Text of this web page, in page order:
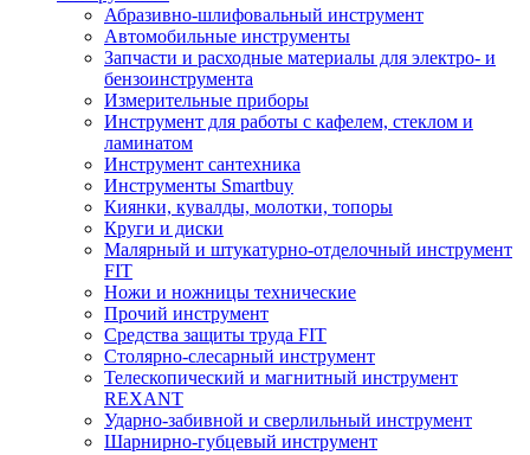
Абразивно-шлифовальный инструмент
Автомобильные инструменты
Запчасти и расходные материалы для электро- и
бензоинструмента
Измерительные приборы
Инструмент для работы с кафелем, стеклом и
ламинатом
Инструмент сантехника
Инструменты Smartbuy
Киянки, кувалды, молотки, топоры
Круги и диски
Малярный и штукатурно-отделочный инструмент
FIT
Ножи и ножницы технические
Прочий инструмент
Средства защиты труда FIT
Столярно-слесарный инструмент
Телескопический и магнитный инструмент
REXANT
Ударно-забивной и сверлильный инструмент
Шарнирно-губцевый инструмент